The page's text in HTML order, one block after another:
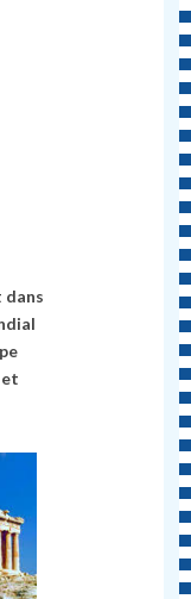
dans